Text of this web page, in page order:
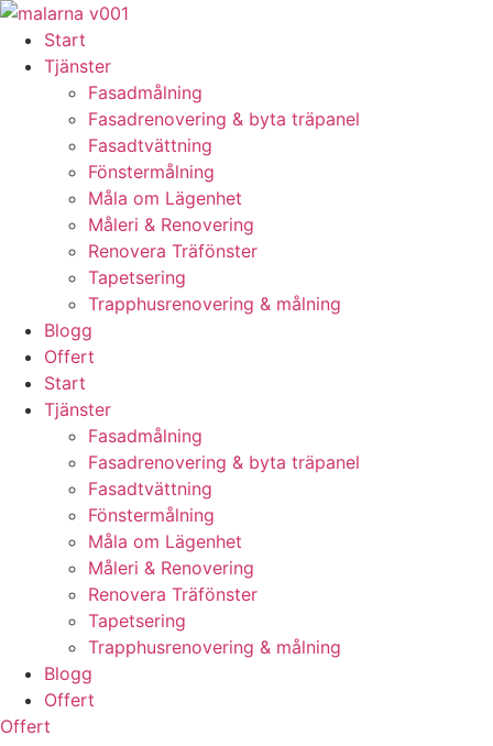
Skip
content
Start
Tjänster
Fasadmålning
Fasadrenovering & byta träpanel
Fasadtvättning
Fönstermålning
Måla om Lägenhet
Måleri & Renovering
Renovera Träfönster
Tapetsering
Trapphusrenovering & målning
Blogg
Offert
Start
Tjänster
Fasadmålning
Fasadrenovering & byta träpanel
Fasadtvättning
Fönstermålning
Måla om Lägenhet
Måleri & Renovering
Renovera Träfönster
Tapetsering
Trapphusrenovering & målning
Blogg
Offert
Offert